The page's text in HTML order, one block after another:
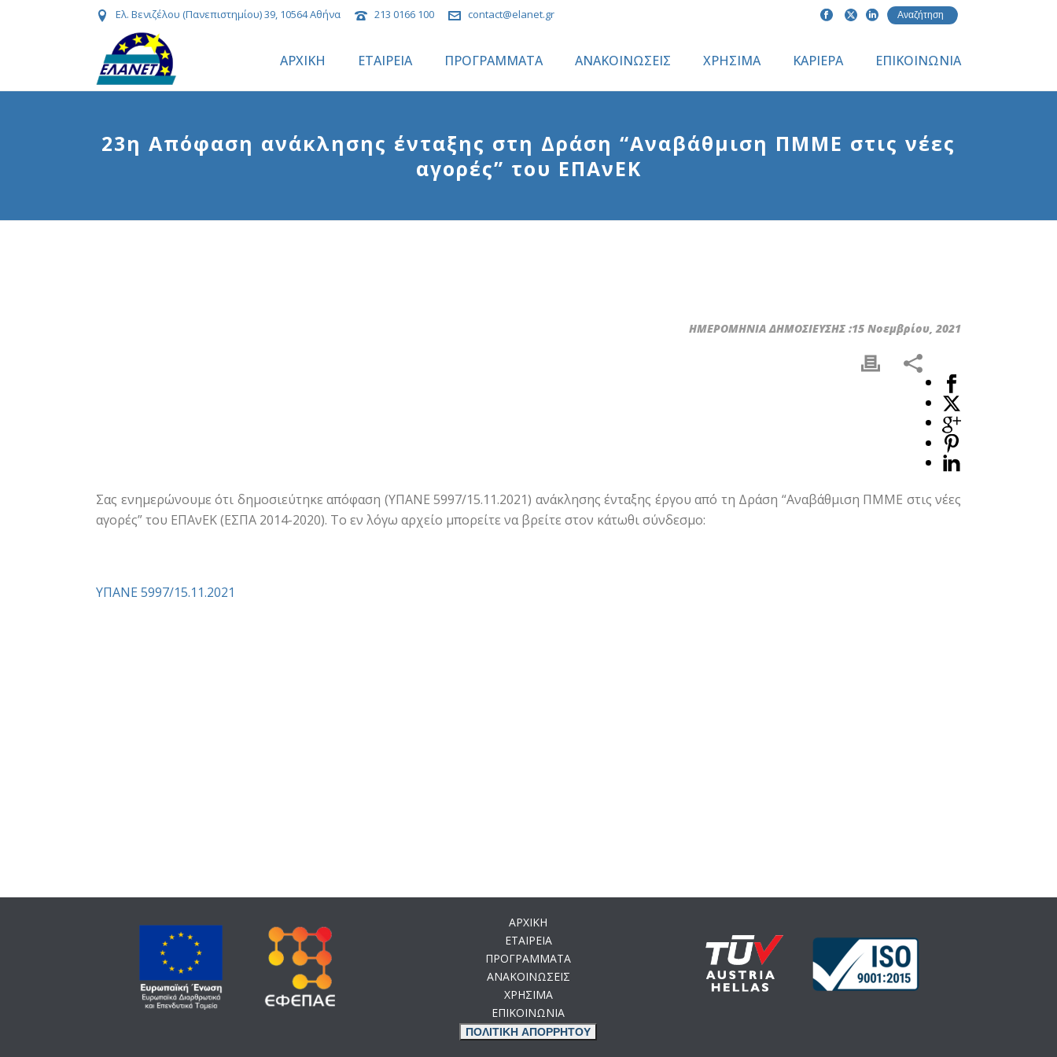
Ελ. Βενιζέλου (Πανεπιστημίου) 39, 10564 Αθήνα 213 0166 100 contact@elanet.gr
ΑΡΧΙΚΗ ΕΤΑΙΡΕΙΑ ΠΡΟΓΡΑΜΜΑΤΑ ΑΝΑΚΟΙΝΩΣΕΙΣ ΧΡΗΣΙΜΑ ΚΑΡΙΕΡΑ ΕΠΙΚΟΙΝΩΝΙΑ
23η Απόφαση ανάκλησης ένταξης στη Δράση “Αναβάθμιση ΠΜΜΕ στις νέες
αγορές” του ΕΠΑνΕΚ
ΗΜΕΡΟΜΗΝΙΑ ΔΗΜΟΣΙΕΥΣΗΣ :15 Νοεμβρίου, 2021
Σας ενημερώνουμε ότι δημοσιεύτηκε απόφαση (ΥΠΑΝΕ 5997/15.11.2021) ανάκλησης ένταξης έργου από τη Δράση “Αναβάθμιση ΠΜΜΕ στις νέες
αγορές” του ΕΠΑνΕΚ (ΕΣΠΑ 2014-2020). Το εν λόγω αρχείο μπορείτε να βρείτε στον κάτωθι σύνδεσμο:
ΥΠΑΝΕ 5997/15.11.2021
ΑΡΧΙΚΗ
ΕΤΑΙΡΕΙΑ
ΠΡΟΓΡΑΜΜΑΤΑ
ΑΝΑΚΟΙΝΩΣΕΙΣ
ΧΡΗΣΙΜΑ
ΕΠΙΚΟΙΝΩΝΙΑ
ΠΟΛΙΤΙΚΗ ΑΠΟΡΡΗΤΟΥ